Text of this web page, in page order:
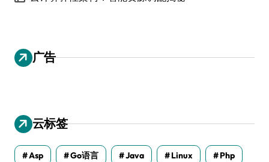
广告
云标签
Asp Go语言 Java Linux Php